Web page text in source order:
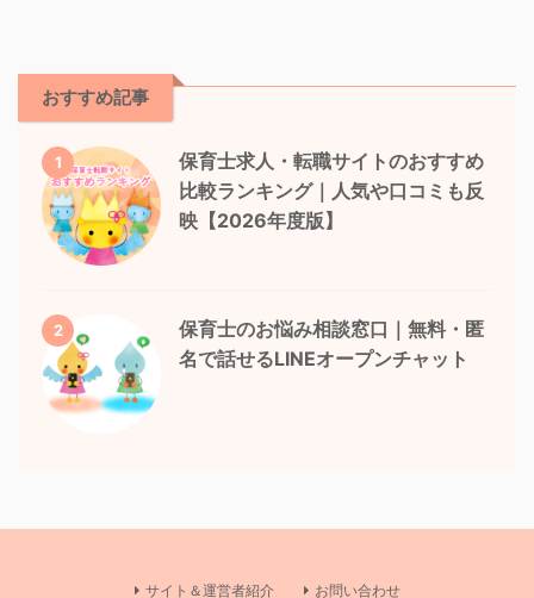
おすすめ記事
1
保育士求人・転職サイトのおすすめ
比較ランキング｜人気や口コミも反
映【2026年度版】
2
保育士のお悩み相談窓口｜無料・匿
名で話せるLINEオープンチャット
サイト＆運営者紹介 お問い合わせ